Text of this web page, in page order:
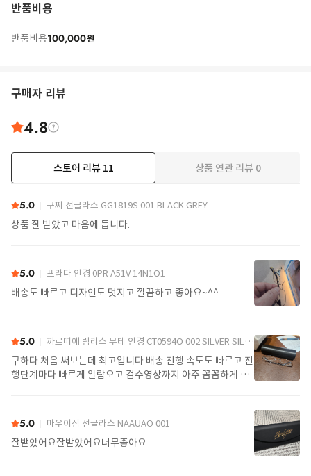
반품비용
반품비용100,000원
구매자 리뷰
4.8
스토어 리뷰 11 상품 연관 리뷰 0
5.0 구찌 선글라스 GG1819S 001 BLACK GREY
상품 잘 받았고 마음에 듭니다.
5.0 프라다 안경 0PR A51V 14N1O1
배송도 빠르고 디자인도 멋지고 깔끔하고 좋아요~^^
5.0 까르띠에 림리스 무테 안경 CT0594O 002 SILVER SILVER TRANSPARENT
구하다 처음 써보는데 최고입니다 배송 진행 속도도 빠르고 진
행단계마다 빠르게 알람오고 검수영상까지 아주 꼼꼼하게 찍
5.0 마우이짐 선글라스 NAAUAO 001
잘받았어요잘받았어요너무좋아요